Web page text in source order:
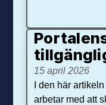
15 april 2026
I den här
arbetar med att